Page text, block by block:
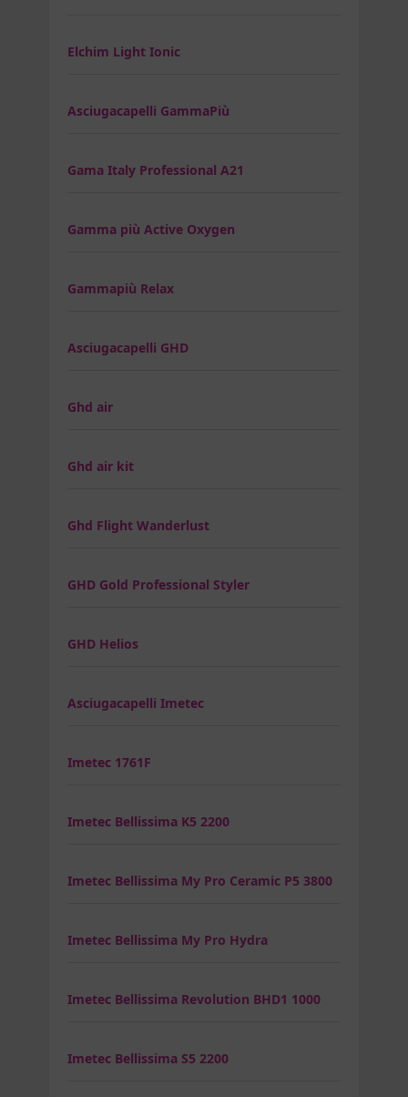
Elchim Light Ionic
Asciugacapelli GammaPiù
Gama Italy Professional A21
Gamma più Active Oxygen
Gammapiù Relax
Asciugacapelli GHD
Ghd air
Ghd air kit
Ghd Flight Wanderlust
GHD Gold Professional Styler
GHD Helios
Asciugacapelli Imetec
Imetec 1761F
Imetec Bellissima K5 2200
Imetec Bellissima My Pro Ceramic P5 3800
Imetec Bellissima My Pro Hydra
Imetec Bellissima Revolution BHD1 1000
Imetec Bellissima S5 2200